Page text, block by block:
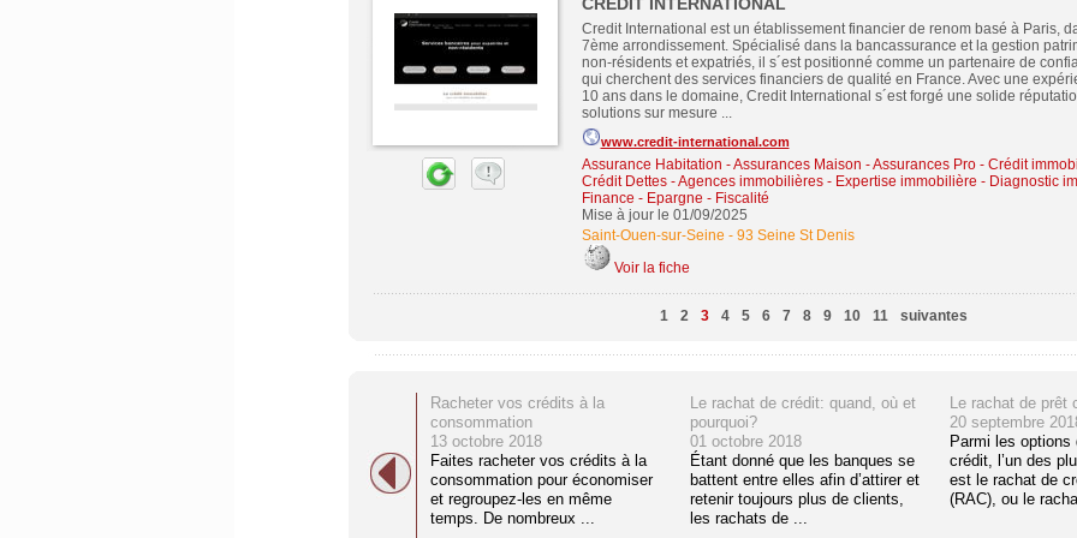
Credit International est un établissement financier de renom basé à Paris,
7ème arrondissement. Spécialisé dans la bancassurance et la gestion
non-résidents et expatriés, il s´est positionné comme un partenaire de
qui cherchent des services financiers de qualité en France. Avec une
10 ans dans le domaine, Credit International s´est forgé une solide
solutions sur mesure ...
www.credit-international.com
Assurance Habitation - Assurances Maison - Assurances Pro- Crédit
Crédit Dettes-Agences immobilières - Expertise immobilière - Diagnostic
Finance - Epargne - Fiscalité
Mise à jour le 01/09/2025
Saint-Ouen-sur-Seine - 93 Seine St Denis
Voir la fiche
1 2 3 4 5 6 7 8 9 10 11 suivantes
Racheter vos crédits à la
consommation
13 octobre 2018
Faites racheter vos crédits à la
consommation pour économiser
et regroupez-les en même
temps. De nombreux ...
Le rachat de crédit: quand, où et
pourquoi?
01 octobre 2018
Étant donné que les banques se
battent entre elles afin d’attirer et
retenir toujours plus de clients,
les rachats de ...
Le rachat de prêt
20 septembre
Parmi les options
crédit, l’un des
est le rachat de
(RAC), ou le